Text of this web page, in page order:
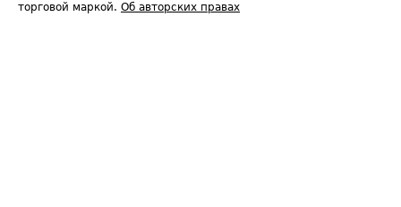
торговой маркой. Об авторских правах